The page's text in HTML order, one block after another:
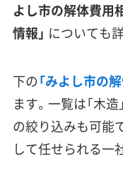
よし市の解体費用
情報」 についても
下の「みよし市の
ます。一覧は「木
の絞り込みも可能
して任せられる一